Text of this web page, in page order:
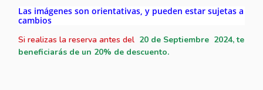
Las imágenes son orientativas, y pueden estar sujetas a
cambios
Si realizas la reserva antes del 20 de Septiembre 2024, te
beneficiarás de un 20% de descuento.